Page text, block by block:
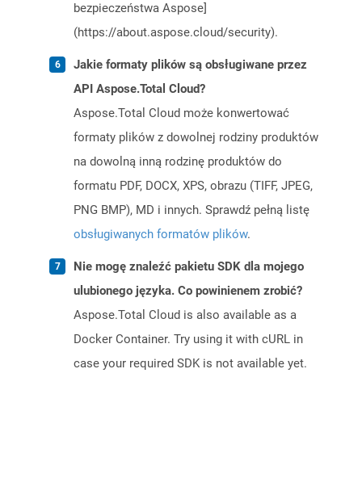
bezpieczeństwa Aspose]
(https://about.aspose.cloud/security).
Jakie formaty plików są obsługiwane przez
API Aspose.Total Cloud?
Aspose.Total Cloud może konwertować
formaty plików z dowolnej rodziny produktów
na dowolną inną rodzinę produktów do
formatu PDF, DOCX, XPS, obrazu (TIFF, JPEG,
PNG BMP), MD i innych. Sprawdź pełną listę
obsługiwanych formatów plików.
Nie mogę znaleźć pakietu SDK dla mojego
ulubionego języka. Co powinienem zrobić?
Aspose.Total Cloud is also available as a
Docker Container. Try using it with cURL in
case your required SDK is not available yet.